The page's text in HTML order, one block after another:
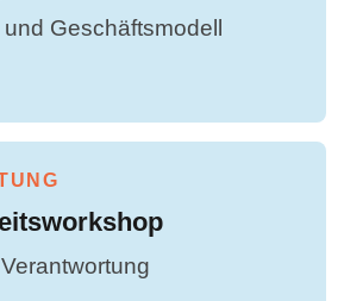
Geschäftsmodell